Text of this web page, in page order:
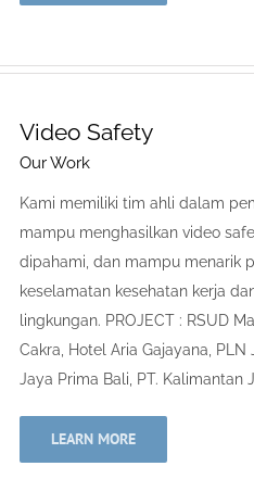
Video Safety
Our Work
Kami memiliki tim ahli dalam
mampu menghasilkan video
dipahami, dan mampu menarik
keselamatan kesehatan kerja
lingkungan. PROJECT : RSUD
Cakra, Hotel Aria Gajayana, PLN
Jaya Prima Bali, PT. Kalimantan
LEARN MORE